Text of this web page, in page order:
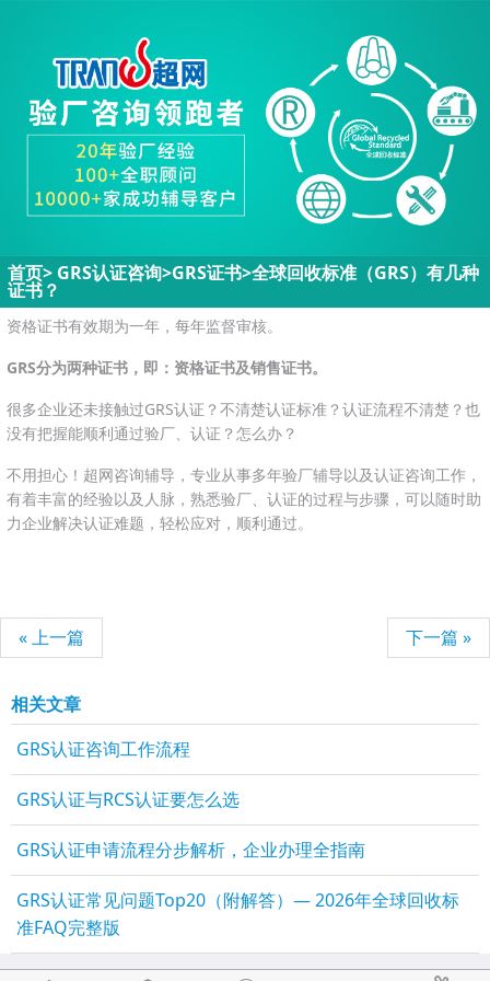
首页> GRS认证咨询>GRS证书>全球回收标准（GRS）有几种
证书？
资格证书有效期为一年，每年监督审核。
GRS分为两种证书，即：资格证书及销售证书。
很多企业还未接触过GRS认证？不清楚认证标准？认证流程不清楚？也
没有把握能顺利通过验厂、认证？怎么办？
不用担心！超网咨询辅导，专业从事多年验厂辅导以及认证咨询工作，
有着丰富的经验以及人脉，熟悉验厂、认证的过程与步骤，可以随时助
力企业解决认证难题，轻松应对，顺利通过。
« 上一篇 下一篇 »
相关文章
GRS认证咨询工作流程
GRS认证与RCS认证要怎么选
GRS认证申请流程分步解析，企业办理全指南
GRS认证常见问题Top20（附解答）— 2026年全球回收标
准FAQ完整版